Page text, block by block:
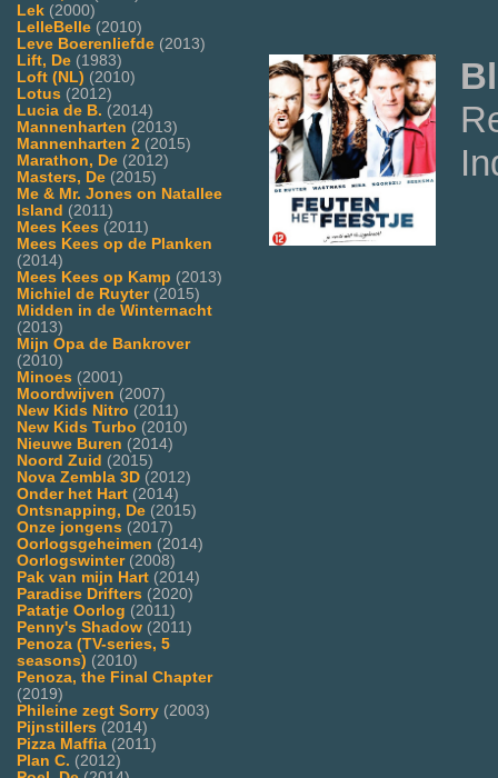
Lek (2000)
LelleBelle (2010)
Leve Boerenliefde (2013)
Lift, De (1983)
Loft (NL) (2010)
Lotus (2012)
Lucia de B. (2014)
Mannenharten (2013)
Mannenharten 2 (2015)
Marathon, De (2012)
Masters, De (2015)
Me & Mr. Jones on Natallee
Island (2011)
Mees Kees (2011)
Mees Kees op de Planken
(2014)
Mees Kees op Kamp (2013)
Michiel de Ruyter(2015)
Midden in de Winternacht
(2013)
Mijn Opa de Bankrover
(2010)
Minoes (2001)
Moordwijven (2007)
New Kids Nitro (2011)
New Kids Turbo (2010)
Nieuwe Buren (2014)
Noord Zuid (2015)
Nova Zembla 3D (2012)
Onder het Hart (2014)
Ontsnapping, De (2015)
Onze jongens (2017)
Oorlogsgeheimen (2014)
Oorlogswinter(2008)
Pak van mijn Hart (2014)
Paradise Drifters (2020)
Patatje Oorlog (2011)
Penny's Shadow (2011)
Penoza (TV-series, 5
seasons) (2010)
Penoza, the Final Chapter
(2019)
Phileine zegt Sorry (2003)
Pijnstillers (2014)
Pizza Maffia (2011)
Plan C. (2012)